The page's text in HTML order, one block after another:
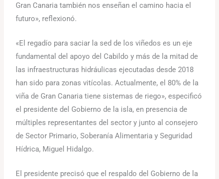
Gran Canaria también nos enseñan el camino hacia el
futuro», reflexionó.
«El regadío para saciar la sed de los viñedos es un eje
fundamental del apoyo del Cabildo y más de la mitad de
las infraestructuras hidráulicas ejecutadas desde 2018
han sido para zonas vitícolas. Actualmente, el 80% de la
viña de Gran Canaria tiene sistemas de riego», especificó
el presidente del Gobierno de la isla, en presencia de
múltiples representantes del sector y junto al consejero
de Sector Primario, Soberanía Alimentaria y Seguridad
Hídrica, Miguel Hidalgo.
El presidente precisó que el respaldo del Gobierno de la